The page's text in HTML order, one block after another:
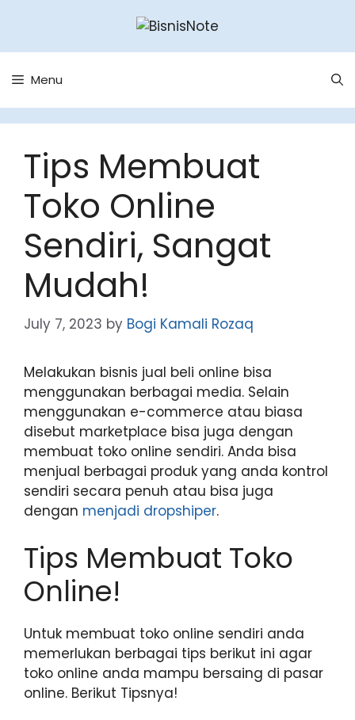
content
Menu
Tips Membuat
Toko Online
Sendiri, Sangat
Mudah!
July 7, 2023 by Bogi Kamali Rozaq
Melakukan bisnis jual beli online bisa
menggunakan berbagai media. Selain
menggunakan e-commerce atau biasa
disebut marketplace bisa juga dengan
membuat toko online sendiri. Anda bisa
menjual berbagai produk yang anda kontrol
sendiri secara penuh atau bisa juga
dengan menjadi dropshiper.
Tips Membuat Toko
Online!
Untuk membuat toko online sendiri anda
memerlukan berbagai tips berikut ini agar
toko online anda mampu bersaing di pasar
online. Berikut Tipsnya!